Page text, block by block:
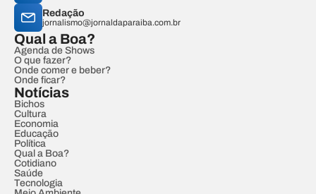
Redação
jornalismo@jornaldaparaiba.com.br
Qual a Boa?
Agenda de Shows
O que fazer?
Onde comer e beber?
Onde ficar?
Notícias
Bichos
Cultura
Economia
Educação
Política
Qual a Boa?
Cotidiano
Saúde
Tecnologia